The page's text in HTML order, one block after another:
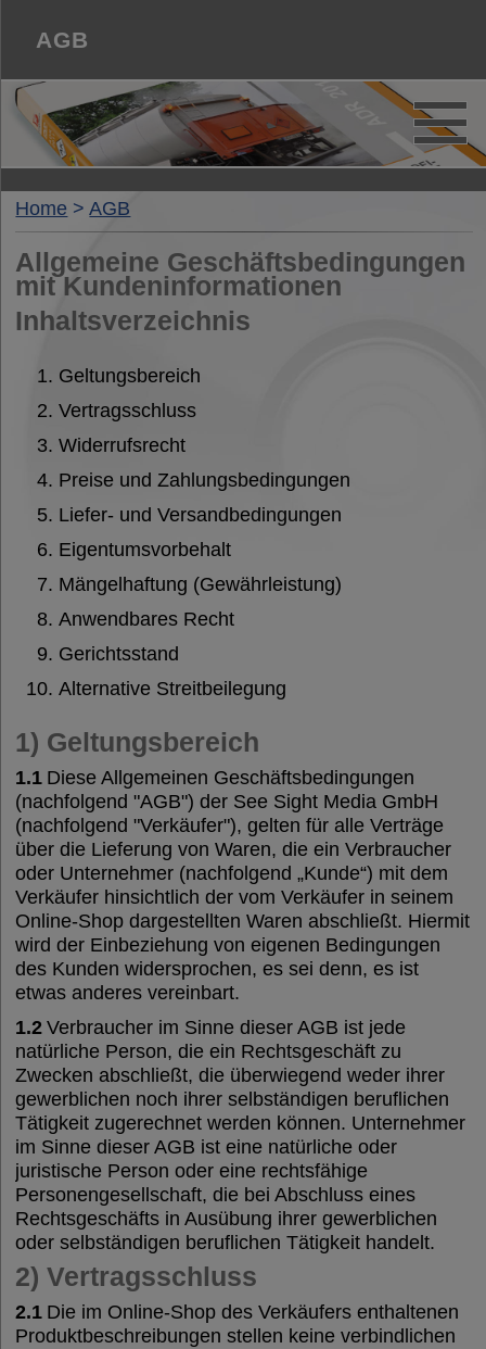
AGB
Feuerwehr
Brandschutz
Gabelstapler
Abfallentsorgung
Traumaversorgung
Shop ►
Home >AGB
Allgemeine Geschäftsbedingungen
mit Kundeninformationen
Inhaltsverzeichnis
Geltungsbereich
Vertragsschluss
Widerrufsrecht
Preise und Zahlungsbedingungen
Liefer- und Versandbedingungen
Eigentumsvorbehalt
Mängelhaftung (Gewährleistung)
Anwendbares Recht
Gerichtsstand
Alternative Streitbeilegung
1) Geltungsbereich
1.1 Diese Allgemeinen Geschäftsbedingungen
(nachfolgend "AGB") der See Sight Media GmbH
(nachfolgend "Verkäufer"), gelten für alle Verträge
über die Lieferung von Waren, die ein Verbraucher
oder Unternehmer (nachfolgend „Kunde“) mit dem
Verkäufer hinsichtlich der vom Verkäufer in seinem
Online-Shop dargestellten Waren abschließt. Hiermit
wird der Einbeziehung von eigenen Bedingungen
des Kunden widersprochen, es sei denn, es ist
etwas anderes vereinbart.
1.2 Verbraucher im Sinne dieser AGB ist jede
natürliche Person, die ein Rechtsgeschäft zu
Zwecken abschließt, die überwiegend weder ihrer
gewerblichen noch ihrer selbständigen beruflichen
Tätigkeit zugerechnet werden können. Unternehmer
im Sinne dieser AGB ist eine natürliche oder
juristische Person oder eine rechtsfähige
Personengesellschaft, die bei Abschluss eines
Rechtsgeschäfts in Ausübung ihrer gewerblichen
oder selbständigen beruflichen Tätigkeit handelt.
2) Vertragsschluss
2.1 Die im Online-Shop des Verkäufers enthaltenen
Produktbeschreibungen stellen keine verbindlichen